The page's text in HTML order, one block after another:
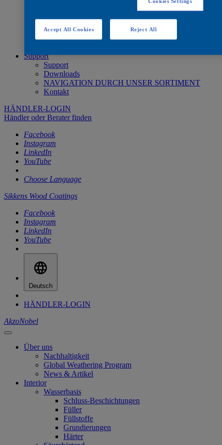
Systemübersicht Außenbereich
Feuerhemmendes System
Brandprüfsystem
Übersicht Zertifikate
Support
Support
Downloads
NAVIGATION DURCH UNSER SORTIMENT
Kontakt
HÄNDLER-LOGIN
Händler oder Berater finden
Facebook
Instagram
LinkedIn
YouTube
Choose Language
Sikkens Wood Coatings
Facebook
Instagram
LinkedIn
YouTube
Deutsch
HÄNDLER-LOGIN
AkzoNobel
Über uns
Nachhaltigkeit
Global Weathering Program
News & Artikel
Interior
Wasserbasis
Schluss-Beschichtungen
Füller
Füllstoffe
Grundierungen
Härter
Reject All
Accept All Cookies